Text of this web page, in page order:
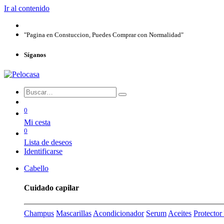
Ir al contenido
"Pagina en Constuccion, Puedes Comprar con Normalidad"
Síganos
0
Mi cesta
0
Lista de deseos
Identificarse
Cabello
Cuidado capilar
Champus Mascarillas Acondicionador Serum Aceites